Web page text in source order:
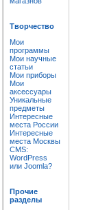
Творчество
Мои
программы
Мои научные
статьи
Мои приборы
Мои
аксессуары
Уникальные
предметы
Интересные
места России
Интересные
места Москвы
CMS:
WordPress
или Joomla?
Прочие
разделы